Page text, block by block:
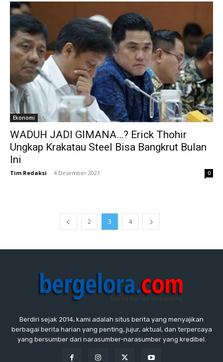
Ekonomi
WADUH JADI GIMANA…? Erick Thohir
Ungkap Krakatau Steel Bisa Bangkrut Bulan
Ini
Tim Redaksi - 4 Desember 2021 0
2 3 4
Berdiri sejak 2014, kami adalah situs berita yang menyajikan
berbagai berita harian yang penting, jujur, aktual, dan terpercaya
yang bersumber dari narasumber-narasumber yang kredibel.